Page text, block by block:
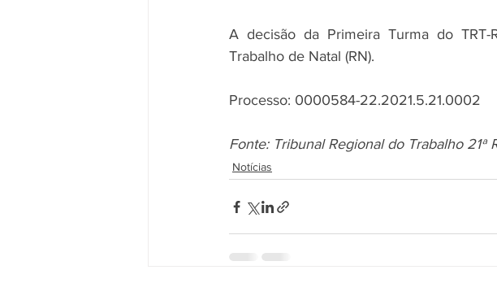
A decisão da Primeira Turma do
Trabalho de Natal (RN).
Processo: 0000584-22.2021.5.21.0002
Fonte: Tribunal Regional do Trabalho 21ª
Notícias